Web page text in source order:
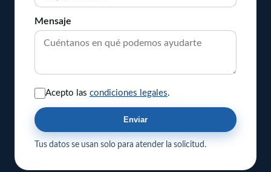
Mensaje
Acepto las condiciones legales.
Enviar
Tus datos se usan solo para atender la solicitud.